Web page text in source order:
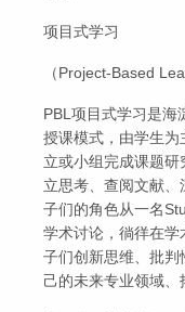
项目式学习
（Project-Based
PBL项目式学习是海
授课模式，由学生为
立或小组完成课题
立思考、查阅文献
子们的角色从一名
学术讨论，徜徉在
子们创新思维、批判
己的未来专业领域、